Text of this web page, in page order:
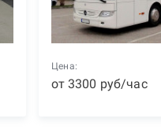
Цена:
от 3300 руб/час